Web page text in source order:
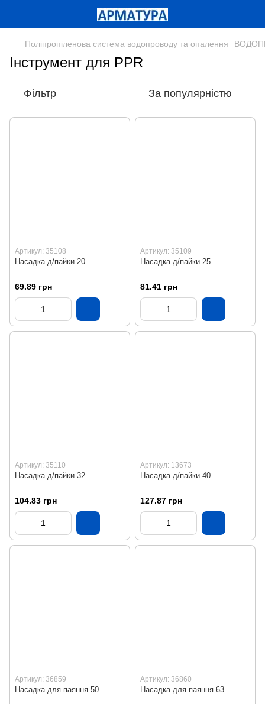
Поліпропіленова система водопроводу та опалення
Інструмент для PPR
Фільтр За популярністю
Артикул: 35108
Насадка д/пайки 20
69.89 грн
Артикул: 35109
Насадка д/пайки 25
81.41 грн
Артикул: 35110
Насадка д/пайки 32
104.83 грн
Артикул: 13673
Насадка д/пайки 40
127.87 грн
Артикул: 36859
Насадка для паяння 50
Артикул: 36860
Насадка для паяння 63